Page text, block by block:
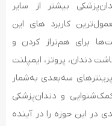
بیشتر از سایر
کاربرد های این
برای هم‌تراز کردن و
دندان، پروتز، ایمپلنت
سه‌بعدی به‌شمار
و دندان‌پزشکی
در این حوزه را در آینده